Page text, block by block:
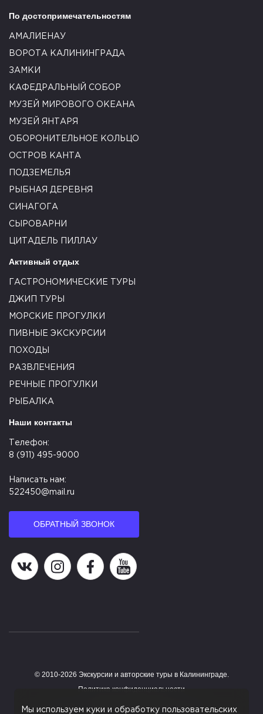
По достопримечательностям
АМАЛИЕНАУ
ВОРОТА КАЛИНИНГРАДА
ЗАМКИ
КАФЕДРАЛЬНЫЙ СОБОР
МУЗЕЙ МИРОВОГО ОКЕАНА
МУЗЕЙ ЯНТАРЯ
ОБОРОНИТЕЛЬНОЕ КОЛЬЦО
ОСТРОВ КАНТА
ПОДЗЕМЕЛЬЯ
РЫБНАЯ ДЕРЕВНЯ
СИНАГОГА
СЫРОВАРНИ
ЦИТАДЕЛЬ ПИЛЛАУ
Активный отдых
ГАСТРОНОМИЧЕСКИЕ ТУРЫ
ДЖИП ТУРЫ
МОРСКИЕ ПРОГУЛКИ
ПИВНЫЕ ЭКСКУРСИИ
ПОХОДЫ
РАЗВЛЕЧЕНИЯ
РЕЧНЫЕ ПРОГУЛКИ
РЫБАЛКА
Наши контакты
Телефон:
8 (911) 495-9000
Написать нам:
522450@mail.ru
ОБРАТНЫЙ ЗВОНОК
Наша группа в ВК
Наша страница в Instagram
Наша группа в Facebook
Наш канал на YouTube
© 2010-2026 Экскурсии и авторские туры в Калининграде.
Политика конфиденциальности
Согласие на обработку персональных данных
Работает на HostCMS
Мы используем куки и обработку пользовательских